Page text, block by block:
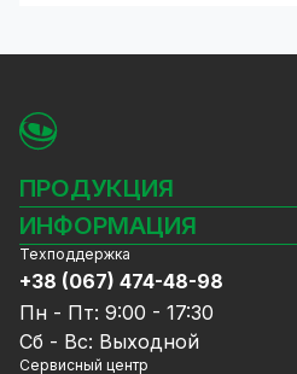
ПРОДУКЦИЯ
Камеры видеонаблюдения
Видеорегистраторы
Комплекты
СКУД
Источники питания
Сетевое оборудование
ИНФОРМАЦИЯ
Блог
Доставка и оплата
Гарантия и Сервисное
Политика
Техподдержка
+38 (067) 474-48-98
Пн - Пт: 9:00 - 17:30
Сб - Вс: Выходной
Сервисный центр